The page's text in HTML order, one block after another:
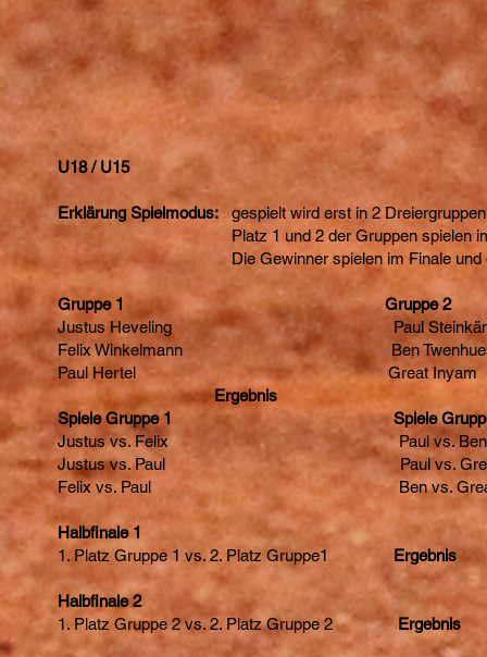
U18 / U15
Erklärung Spielmodus:
gespielt wird erst in 2
Platz 1 und 2 der Gruppen spielen im
Die Gewinner spielen im Finale und die
Gruppe 1 Gruppe 2
Justus Heveling Paul
Felix Winkelmann Ben
Paul Hertel Great Inyam
Ergebnis
Spiele Gruppe 1 Spiele Gruppe
Justus vs. Felix Paul vs. Ben
Justus vs. Paul Paul vs.
Felix vs. Paul Ben vs.
Halbfinale 1
1. Platz Gruppe 1 vs. 2. Platz Gruppe1 Ergebnis
Halbfinale 2
1. Platz Gruppe 2 vs. 2. Platz Gruppe 2Ergebnis